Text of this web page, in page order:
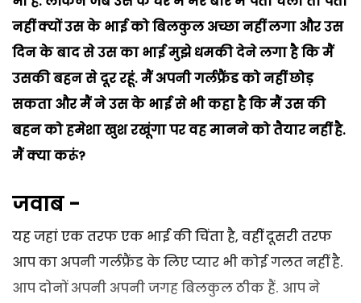
नहीं क्यों उस के भाई को बिलकुल अच्छा नहीं लगा और उस
दिन के बाद से उस का भाई मुझे धमकी देने लगा है कि मैं
उसकी बहन से दूर रहूं. मैं अपनी गर्लफ्रैंड को नहीं छोड़
सकता और मैं ने उस के भाई से भी कहा है कि मैं उस की
बहन को हमेशा खुश रखूंगा पर वह मानने को तैयार नहीं है.
मैं क्या करूं?
जवाब -
यह जहां एक तरफ एक भाई की चिंता है, वहीं दूसरी तरफ
आप का अपनी गर्लफ्रैंड के लिए प्यार भी कोई गलत नहीं है.
आप दोनों अपनी अपनी जगह बिलकुल ठीक हैं. आप ने